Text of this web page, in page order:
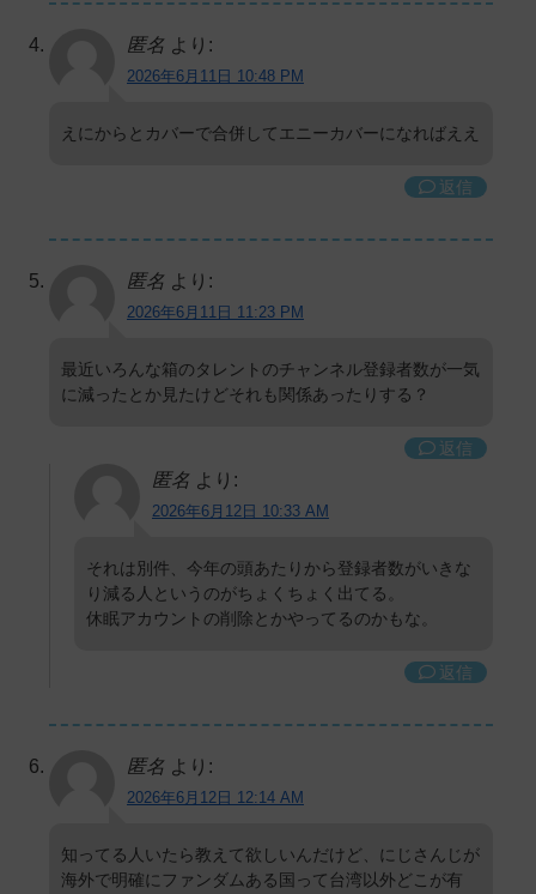
匿名 より:
2026年6月11日 10:48 PM
えにからとカバーで合併してエニーカバーになればええ
返信
匿名 より:
2026年6月11日 11:23 PM
最近いろんな箱のタレントのチャンネル登録者数が一気
に減ったとか見たけどそれも関係あったりする？
返信
匿名 より:
2026年6月12日 10:33 AM
それは別件、今年の頭あたりから登録者数がいきな
り減る人というのがちょくちょく出てる。
休眠アカウントの削除とかやってるのかもな。
返信
匿名 より:
2026年6月12日 12:14 AM
知ってる人いたら教えて欲しいんだけど、にじさんじが
海外で明確にファンダムある国って台湾以外どこが有